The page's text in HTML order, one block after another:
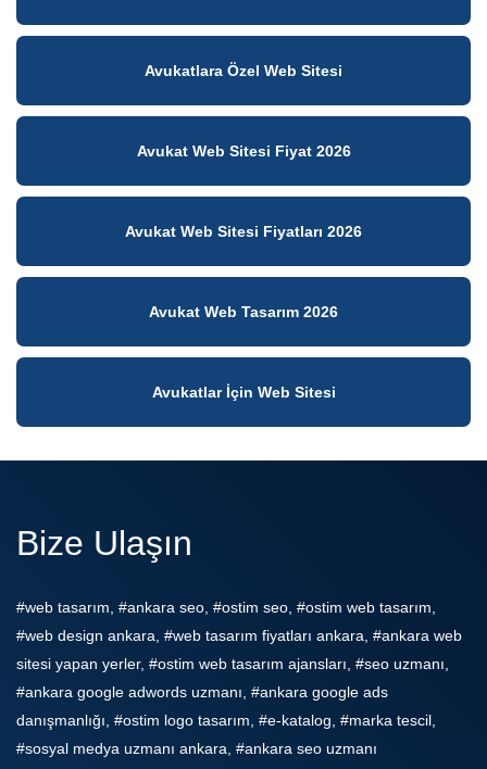
Avukatlara Özel Web Sitesi
Avukat Web Sitesi Fiyat 2026
Avukat Web Sitesi Fiyatları 2026
Avukat Web Tasarım 2026
Avukatlar İçin Web Sitesi
Bize Ulaşın
#web tasarım, #ankara seo, #ostim seo, #ostim web tasarım,
#web design ankara, #web tasarım fiyatları ankara, #ankara web
sitesi yapan yerler, #ostim web tasarım ajansları, #seo uzmanı,
#ankara google adwords uzmanı, #ankara google ads
danışmanlığı, #ostim logo tasarım, #e-katalog, #marka tescil,
#sosyal medya uzmanı ankara, #ankara seo uzmanı